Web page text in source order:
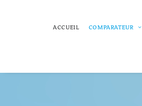
ACCUEIL COMPARATEUR